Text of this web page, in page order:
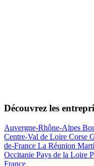
Découvrez les
Auvergne-Rhône-Alpes
Centre-Val de Loire Corse
de-France La Réunion
Occitanie Pays de la Loire
France